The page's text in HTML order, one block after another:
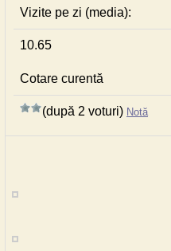
Vizite pe zi (media):
10.65
Cotare curentă
(după 2 voturi) Notă